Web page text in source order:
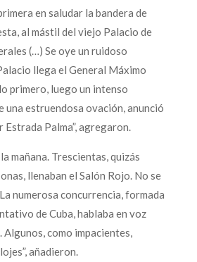
en saludar la bandera de
al mástil del viejo Palacio de
(…) Se oye un ruidoso
llega el General Máximo
primero, luego un intenso
una estruendosa ovación, anunció
Estrada Palma”, agregaron.
mañana. Trescientas, quizás
llenaban el Salón Rojo. No se
numerosa concurrencia, formada
de Cuba, hablaba en voz
Algunos, como impacientes,
añadieron.